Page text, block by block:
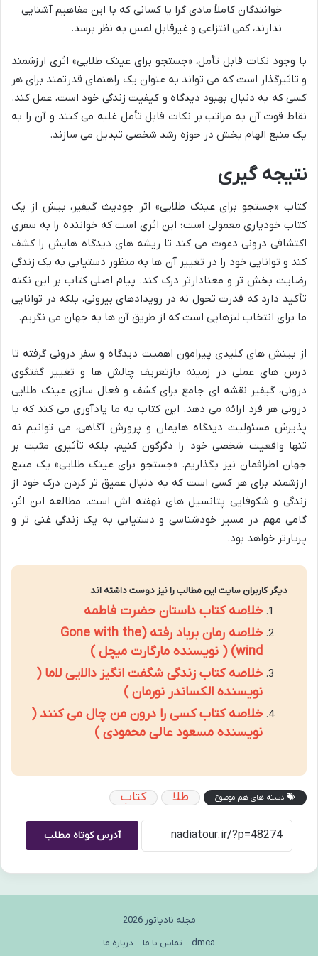
خوانندگان کاملاً مادی گرا یا کسانی که با این مفاهیم آشنایی
ندارند، کمی انتزاعی و غیرقابل لمس به نظر برسد.
با وجود نکات قابل تأمل، «جستجو برای عینک طلایی» اثری ارزشمند
و تاثیرگذار است که می تواند به عنوان یک راهنمای قدرتمند برای هر
کسی که به دنبال بهبود دیدگاه و کیفیت زندگی خود است، عمل کند.
نقاط قوت آن به مراتب بر نکات قابل تأمل غلبه می کنند و آن را به
یک منبع الهام بخش در حوزه رشد شخصی تبدیل می سازند.
نتیجه گیری
کتاب «جستجو برای عینک طلایی» اثر جودیث گیفیر، بیش از یک
کتاب خودیاری معمولی است؛ این اثری است که خواننده را به سفری
اکتشافی درونی دعوت می کند تا ریشه های دیدگاه هایش را کشف
کند و توانایی خود را در تغییر آن ها به منظور دستیابی به یک زندگی
رضایت بخش تر و معنادارتر درک کند. پیام اصلی کتاب بر این نکته
تأکید دارد که قدرت تحول نه در رویدادهای بیرونی، بلکه در توانایی
ما برای انتخاب لنزهایی است که از طریق آن ها به جهان می نگریم.
از بینش های کلیدی پیرامون اهمیت دیدگاه و سفر درونی گرفته تا
درس های عملی در زمینه بازتعریف چالش ها و تغییر گفتگوی
درونی، گیفیر نقشه ای جامع برای کشف و فعال سازی عینک طلایی
درونی هر فرد ارائه می دهد. این کتاب به ما یادآوری می کند که با
پذیرش مسئولیت دیدگاه هایمان و پرورش آگاهی، می توانیم نه
تنها واقعیت شخصی خود را دگرگون کنیم، بلکه تأثیری مثبت بر
جهان اطرافمان نیز بگذاریم. «جستجو برای عینک طلایی» یک منبع
ارزشمند برای هر کسی است که به دنبال عمیق تر کردن درک خود از
زندگی و شکوفایی پتانسیل های نهفته اش است. مطالعه این اثر،
گامی مهم در مسیر خودشناسی و دستیابی به یک زندگی غنی تر و
پربارتر خواهد بود.
دیگر کاربران سایت این مطالب را نیز دوست داشته اند
خلاصه کتاب داستان حضرت فاطمه
خلاصه رمان برباد رفته (Gone with the
wind) ( نویسنده مارگارت میچل )
خلاصه کتاب زندگی شگفت انگیز دالایی لاما (
نویسنده الکساندر نورمان )
خلاصه کتاب کسی را درون من چال می کنند (
نویسنده مسعود عالی محمودی )
دسته های هم موضوع طلا کتاب
آدرس کوتاه مطلب
مجله نادیاتور 2026
dmca
تماس با ما درباره ما